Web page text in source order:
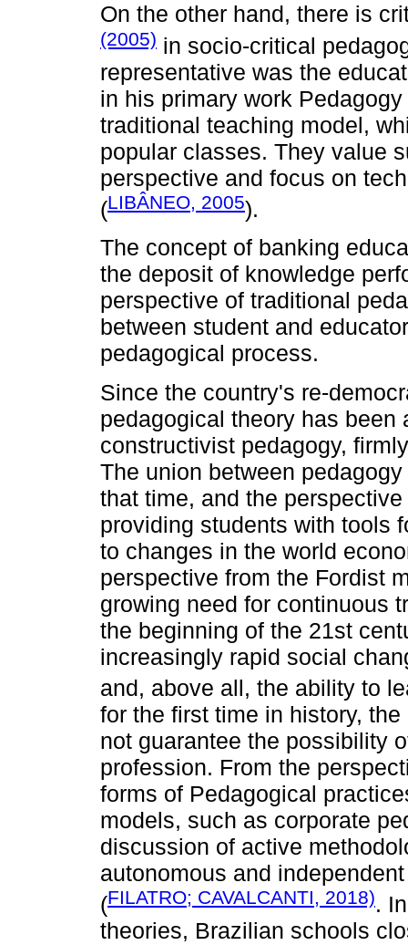
On the other hand, there is
(2005) in socio-critical
representative was the
in his primary work
traditional teaching model,
popular classes. They value
perspective and focus on
(LIBÂNEO, 2005).
The concept of banking
the deposit of knowledge
perspective of traditional
between student and
pedagogical process.
Since the country's re-
pedagogical theory has
constructivist pedagogy,
The union between
that time, and the
providing students with tools
to changes in the world
perspective from the Fordist
growing need for continuous
the beginning of the 21st
increasingly rapid social
and, above all, the ability to
for the first time in history,
not guarantee the possibility
profession. From the
forms of Pedagogical
models, such as corporate
discussion of active
autonomous and
(FILATRO; CAVALCANTI, 2018).
theories, Brazilian schools